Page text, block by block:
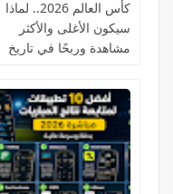
كأس العالم 2026.. لماذا
سيكون الأغلى والأكثر
مشاهدة وربحًا في تاريخ